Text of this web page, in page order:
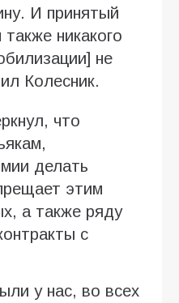
И принятый
никакого
не
Колесник.
что
делать
этим
а также ряду
с
у нас, во всех